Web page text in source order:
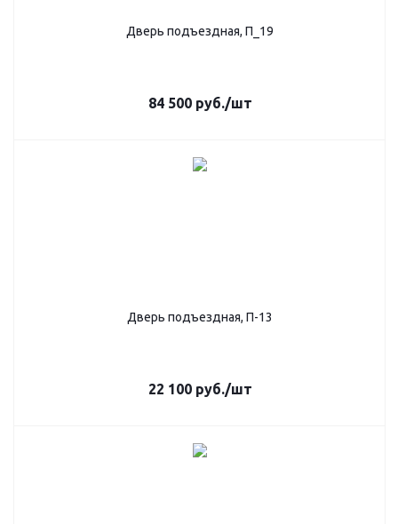
Дверь подъездная, П_19
84 500руб./шт
Дверь подъездная, П-13
22 100руб./шт